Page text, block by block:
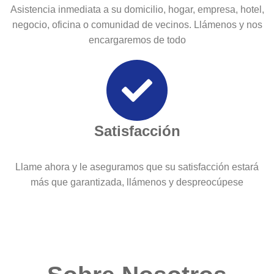
Asistencia inmediata a su domicilio, hogar, empresa, hotel,
negocio, oficina o comunidad de vecinos. Llámenos y nos
encargaremos de todo
Satisfacción
Llame ahora y le aseguramos que su satisfacción estará
más que garantizada, llámenos y despreocúpese